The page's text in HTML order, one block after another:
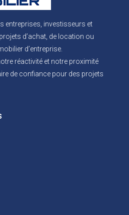
entreprises, investisseurs et
d’achat, de location ou
d’entreprise.
réactivité et notre proximité
de confiance pour des projets